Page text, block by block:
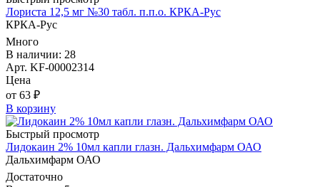
Лориста 12,5 мг №30 табл. п.п.о. КРКА-Рус
КРКА-Рус
Много
В наличии: 28
Арт. KF-00002314
Цена
от 63 ₽
В корзину
Быстрый просмотр
Лидокаин 2% 10мл капли глазн. Дальхимфарм ОАО
Дальхимфарм ОАО
Достаточно